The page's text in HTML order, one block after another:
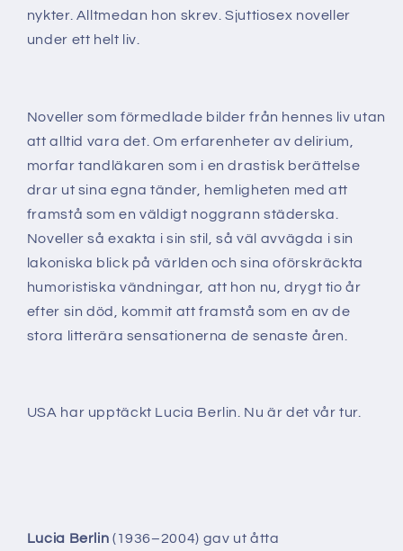
nykter. Alltmedan hon skrev. Sjuttiosex noveller
under ett helt liv.
Noveller som förmedlade bilder från hennes liv utan
att alltid vara det. Om erfarenheter av delirium,
morfar tandläkaren som i en drastisk berättelse
drar ut sina egna tänder, hemligheten med att
framstå som en väldigt noggrann städerska.
Noveller så exakta i sin stil, så väl avvägda i sin
lakoniska blick på världen och sina oförskräckta
humoristiska vändningar, att hon nu, drygt tio år
efter sin död, kommit att framstå som en av de
stora litterära sensationerna de senaste åren.
USA har upptäckt Lucia Berlin. Nu är det vår tur.
Lucia Berlin (1936–2004) gav ut åtta